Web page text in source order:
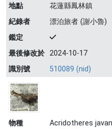
地點
花蓮縣鳳林鎮
紀錄者
漂泊旅者 (謝小魯)
鑑定
最後修改於 2024-10-17
識別號
510089 (nid)
物種
Acridotheres